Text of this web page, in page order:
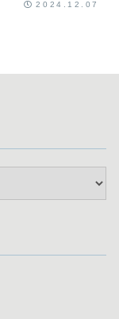
2024.12.07